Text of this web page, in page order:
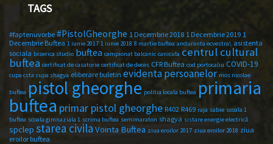
TAGS
#faptenuvorbe #PistolGheorghe 1 Decembrie 2018 1 Decembrie 2019 1
Decembrie Buftea 1 iunie 2017 1 iunie 2018 8 martie buftea anduranta ecvestra\ asistenta
sociala biserica studio buftea campionat balcanic canicula centrul cultural
buftea certificat de casatorie certificat de deces CFR Buftea cod portocaliu COVID-19
cupa csta cupa shagya eliberare buletin evidenta persoanelor mos nicolae
buftea pistol gheorghe politia locala buftea primaria
buftea primar pistol gheorghe R402 R469 raja sabie scoala 1
buftea scoala gimnaziala 1 scrima buftea semimaraton shagya sistare energie electrică
spclep starea civila Vointa Buftea ziua eroilor 2017 ziua eroilor 2018 ziua
eroilor buftea